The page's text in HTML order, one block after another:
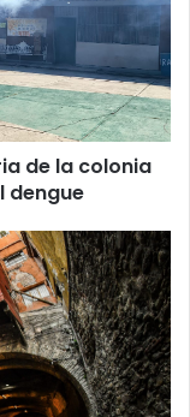
de la colonia
dengue